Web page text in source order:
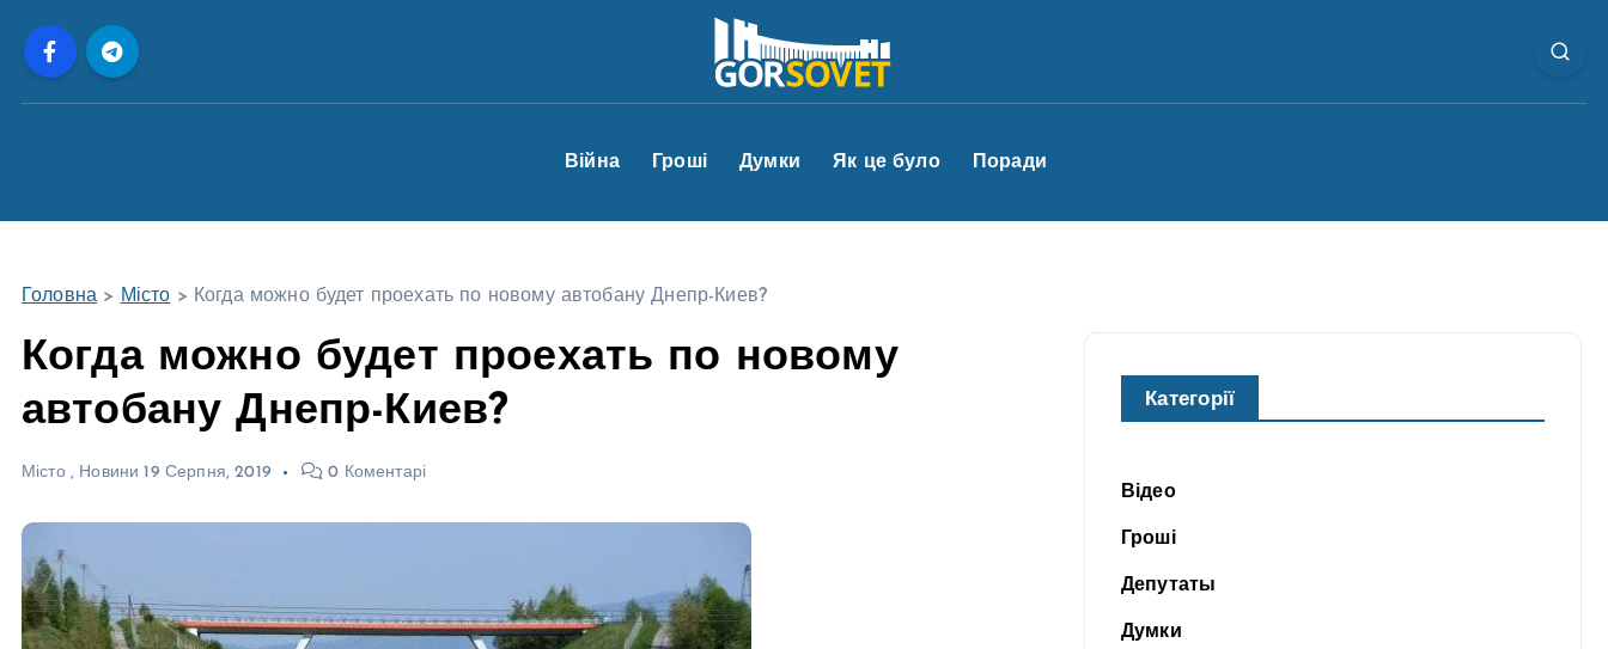
Війна Гроші Думки Як це було Поради
Головна > Місто > Когда можно будет проехать по новому автобану Днепр-Киев?
Когда можно будет проехать по новому
автобану Днепр-Киев?
Місто, Новини 19 Серпня, 2019 0 Коментарі
Категорії
Відео
Гроші
Депутаты
Думки